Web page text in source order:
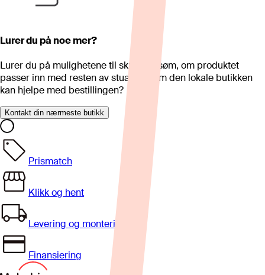
Lurer du på noe mer?
Lurer du på mulighetene til skreddersøm, om produktet
passer inn med resten av stua eller om den lokale butikken
kan hjelpe med bestillingen?
Kontakt din nærmeste butikk
Prismatch
Klikk og hent
Levering og montering
Finansiering